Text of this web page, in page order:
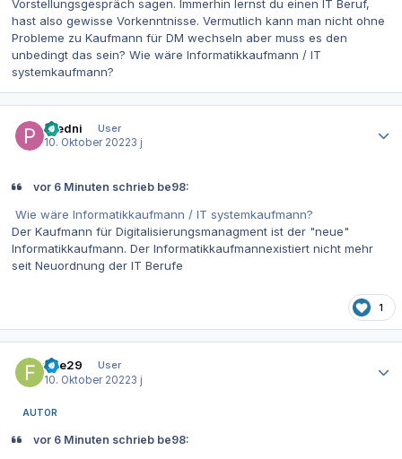
Vorstellungsgespräch sagen. Immerhin lernst du einen IT Beruf,
hast also gewisse Vorkenntnisse. Vermutlich kann man nicht ohne
Probleme zu Kaufmann für DM wechseln aber muss es den
unbedingt das sein? Wie wäre Informatikkaufmann / IT
systemkaufmann?
Predni
User
10. Oktober 20223 j
vor 6 Minuten schrieb be98:
Wie wäre Informatikkaufmann / IT systemkaufmann?
Der Kaufmann für Digitalisierungsmanagment ist der "neue"
Informatikkaufmann. Der Informatikkaufmannexistiert nicht mehr
seit Neuordnung der IT Berufe
1
fiae29
User
10. Oktober 20223 j
AUTOR
vor 6 Minuten schrieb be98: